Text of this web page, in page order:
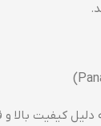
دلیل کیفیت بالا